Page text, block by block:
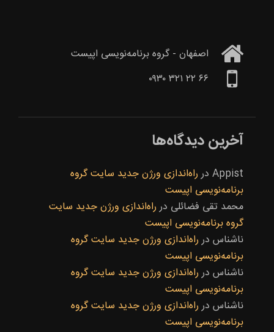
اصفهان - گروه برنامه‌نویسی اپیست
۶۶ ۲۲ ۳۲۱ ۰۹۳۰
آخرین دیدگاه‌ها
Appist درراه‌اندازی ورژن جدید سایت گروه
برنامه‌نویسی اپیست
محمد تقی فضائلی درراه‌اندازی ورژن جدید سایت
گروه برنامه‌نویسی اپیست
ناشناس درراه‌اندازی ورژن جدید سایت گروه
برنامه‌نویسی اپیست
ناشناس درراه‌اندازی ورژن جدید سایت گروه
برنامه‌نویسی اپیست
ناشناس درراه‌اندازی ورژن جدید سایت گروه
برنامه‌نویسی اپیست